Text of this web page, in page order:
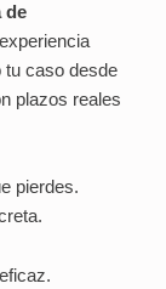
de
tu caso desde
plazos reales
pierdes.